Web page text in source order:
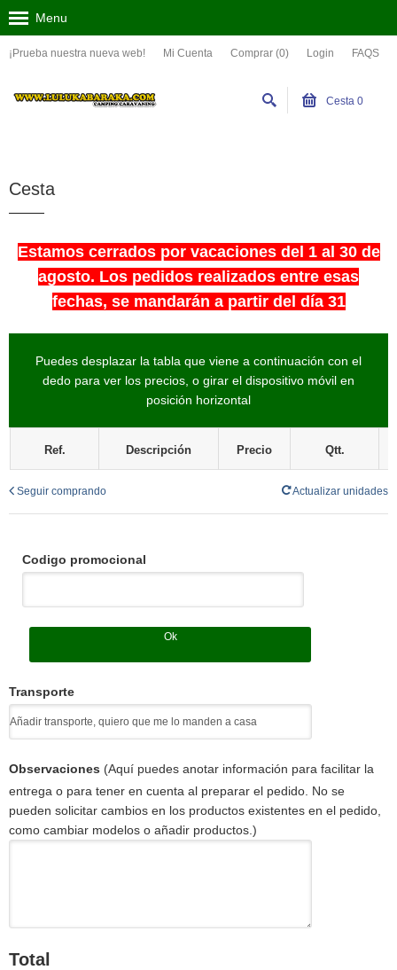
¡Prueba nuestra nueva web! Mi Cuenta Comprar (0) Login FAQS
Menu
Cesta 0
Cesta
Estamos cerrados por vacaciones del 1 al 30 de
agosto. Los pedidos realizados entre esas
fechas, se mandarán a partir del día 31
Puedes desplazar la tabla que viene a continuación con el
dedo para ver los precios, o girar el dispositivo móvil en
posición horizontal
Ref. Descripción Precio Qtt.
Seguir comprando Actualizar unidades
Codigo promocional
Ok
Transporte
Observaciones (Aquí puedes anotar información para facilitar la
entrega o para tener en cuenta al preparar el pedido. No se
pueden solicitar cambios en los productos existentes en el pedido,
como cambiar modelos o añadir productos.)
Total